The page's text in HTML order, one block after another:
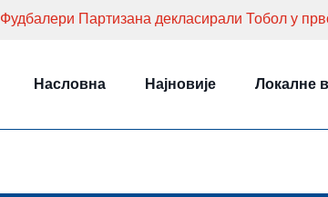
Фудбалери Партизана декласирали Тобол у
Насловна Најновије Локалне